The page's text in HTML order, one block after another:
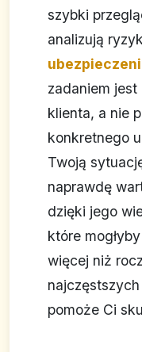
szybki
analizują
zadaniem
klienta, a nie
konkretnego
Twoją
naprawdę
dzięki jego
które
więcej niż
pomoże Ci